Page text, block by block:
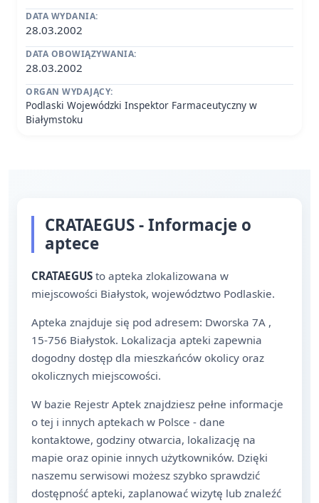
DATA WYDANIA:
28.03.2002
DATA OBOWIĄZYWANIA:
28.03.2002
ORGAN WYDAJĄCY:
Podlaski Wojewódzki Inspektor Farmaceutyczny w
Białymstoku
CRATAEGUS - Informacje o
aptece
CRATAEGUS to apteka zlokalizowana w
miejscowości Białystok, województwo Podlaskie.
Apteka znajduje się pod adresem: Dworska 7A ,
15-756 Białystok. Lokalizacja apteki zapewnia
dogodny dostęp dla mieszkańców okolicy oraz
okolicznych miejscowości.
W bazie Rejestr Aptek znajdziesz pełne informacje
o tej i innych aptekach w Polsce - dane
kontaktowe, godziny otwarcia, lokalizację na
mapie oraz opinie innych użytkowników. Dzięki
naszemu serwisowi możesz szybko sprawdzić
dostępność apteki, zaplanować wizytę lub znaleźć